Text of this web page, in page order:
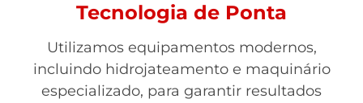
Tecnologia de Ponta
Utilizamos equipamentos modernos,
incluindo hidrojateamento e maquinário
especializado, para garantir resultados